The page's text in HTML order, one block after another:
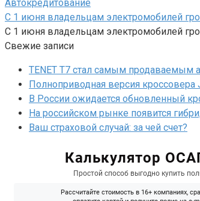
Автокредитование
С 1 июня владельцам электромобилей
С 1 июня владельцам электромобилей
Свежие записи
TENET T7 стал самым продаваемым
Полноприводная версия
В России ожидается обновленный
На российском рынке появится
Ваш страховой случай: за чей счет?